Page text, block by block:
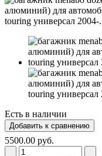
Есть в наличии
5500.00 руб.